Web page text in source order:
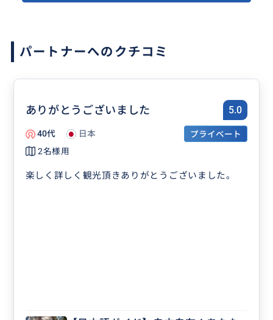
パートナーへのクチコミ
ありがとうございました 5.0
40代 日本
プライベート
2名様用
楽しく詳しく観光頂きありがとうございました。